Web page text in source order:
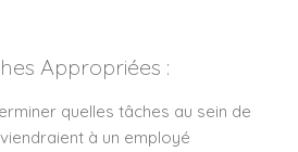
Appropriées :
quelles tâches au sein de
à un employé